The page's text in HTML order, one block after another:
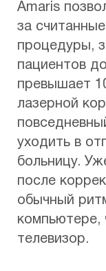
Amaris
за
процедуры,
пациентов
превышает
лазерной
уходить в
больницу.
после
обычный
компьютере,
телевизор.